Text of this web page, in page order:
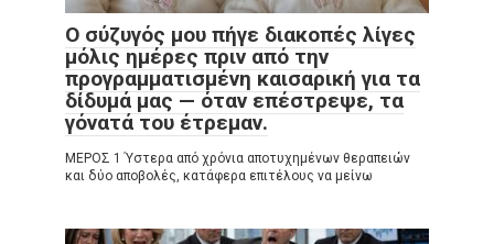
Ο σύζυγός μου πήγε διακοπές λίγες
μόλις ημέρες πριν από την
προγραμματισμένη καισαρική για τα
δίδυμά μας — όταν επέστρεψε, τα
γόνατά του έτρεμαν.
ΜΕΡΟΣ 1 Ύστερα από χρόνια αποτυχημένων θεραπειών
και δύο αποβολές, κατάφερα επιτέλους να μείνω